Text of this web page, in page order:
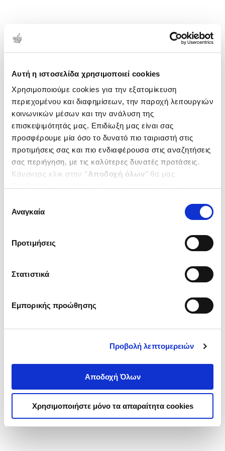
Αυτή η ιστοσελίδα χρησιμοποιεί cookies
Χρησιμοποιούμε cookies για την εξατομίκευση
περιεχομένου και διαφημίσεων, την παροχή λειτουργιών
κοινωνικών μέσων και την ανάλυση της
επισκεψιμότητάς μας. Επιδίωξη μας είναι σας
προσφέρουμε μία όσο το δυνατό πιο ταιριαστή στις
προτιμήσεις σας και πιο ενδιαφέρουσα στις αναζητήσεις
σας περιήγηση, με τις καλύτερες δυνατές προτάσεις.
Κάνοντας κλικ στην ‘’Αποδοχή όλων’’ θα μας
ενδιαφέρουν και να επιλέξετε από τα παρακάτω με την
΄΄και να ενημερωθείτε σχετικά με
συγκατάθεσης
Αναγκαία
Προτιμήσεις
Στατιστικά
Εμπορικής προώθησης
Προβολή λεπτομερειών
Αποδοχή Όλων
Χρησιμοποιήστε μόνο τα απαραίτητα cookies